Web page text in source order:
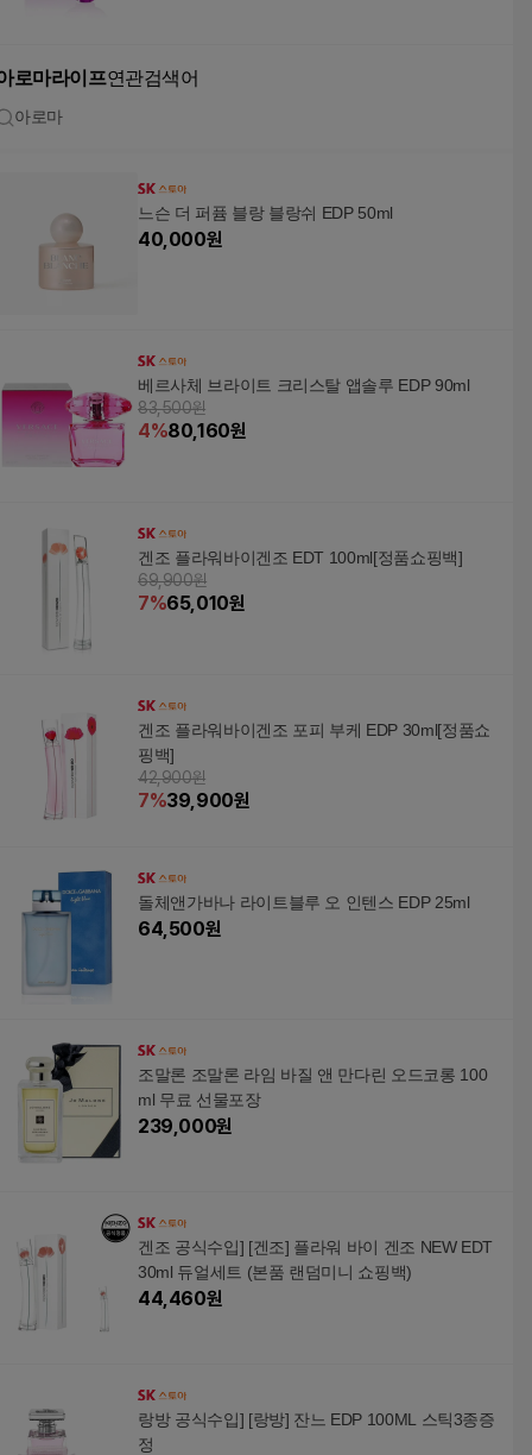
로마라이프연관검색어
아로마
느슨 더 퍼퓸 블랑 블랑쉬 EDP 50ml
40,000원
베르사체 브라이트 크리스탈 앱솔루 EDP 90ml
83,500원
4%80,160원
겐조 플라워바이겐조 EDT 100ml[정품쇼핑백]
69,900원
7%65,010원
겐조 플라워바이겐조 포피 부케 EDP 30ml[정품쇼
핑백]
42,900원
7%39,900원
돌체앤가바나 라이트블루 오 인텐스 EDP 25ml
64,500원
조말론 조말론 라임 바질 앤 만다린 오드코롱 100
ml 무료 선물포장
239,000원
겐조 공식수입] [겐조] 플라워 바이 겐조 NEW EDT
30ml 듀얼세트 (본품 랜덤미니 쇼핑백)
44,460원
랑방 공식수입] [랑방] 잔느 EDP 100ML 스틱3종증
정